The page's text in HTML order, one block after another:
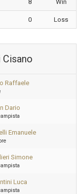
8 Win
0 Loss
Raffaele
Dario
Emanuele
Simone
Luca